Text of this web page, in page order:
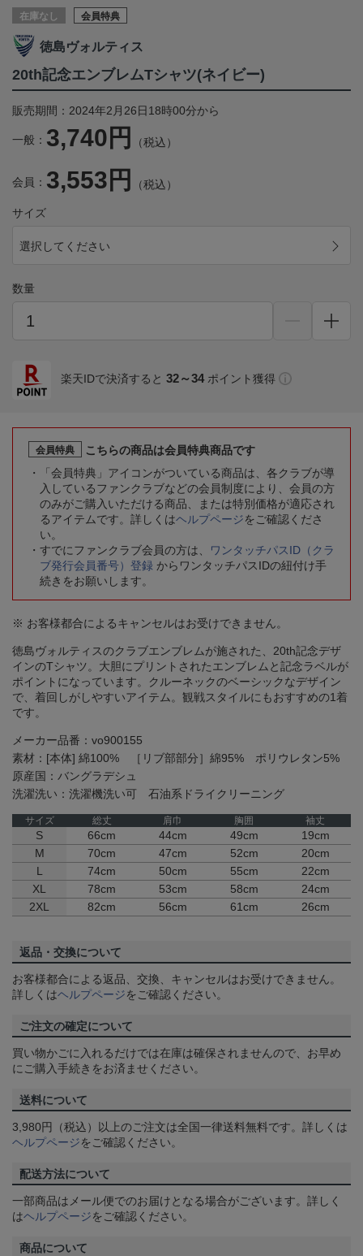
在庫なし 会員特典
徳島ヴォルティス
20th記念エンブレムTシャツ(ネイビー)
販売期間：2024年2月26日18時00分から
一般： 3,740円 （税込）
会員： 3,553円 （税込）
サイズ
選択してください
数量
楽天IDで決済すると 32～34 ポイント獲得
会員特典
こちらの商品は会員特典商品です
「会員特典」アイコンがついている商品は、各クラブが導
入しているファンクラブなどの会員制度により、会員の方
のみがご購入いただける商品、または特別価格が適応され
るアイテムです。詳しくはヘルプページをご確認くださ
い。
すでにファンクラブ会員の方は、
ワンタッチパスID（クラ
ブ発行会員番号）登録 からワンタッチパスIDの紐付け手
続きをお願いします。
※ お客様都合によるキャンセルはお受けできません。
徳島ヴォルティスのクラブエンブレムが施された、20th記念デザ
インのTシャツ。大胆にプリントされたエンブレムと記念ラベルが
ポイントになっています。クルーネックのベーシックなデザイン
で、着回しがしやすいアイテム。観戦スタイルにもおすすめの1着
です。
メーカー品番：vo900155
素材：[本体] 綿100% ［リブ部部分］綿95% ポリウレタン5%
原産国：バングラデシュ
洗濯洗い：洗濯機洗い可 石油系ドライクリーニング
サイズ 総丈 肩巾 胸囲 袖丈
S 66cm 44cm 49cm
19cm
M
70cm 47cm 52cm
20cm
L
74cm 50cm 55cm
22cm
XL
78cm 53cm 58cm
24cm
2XL
82cm 56cm 61cm 26cm
返品・交換について
お客様都合による返品、交換、キャンセルはお受けできません。
詳しくはヘルプページをご確認ください。
ご注文の確定について
買い物かごに入れるだけでは在庫は確保されませんので、お早め
にご購入手続きをお済ませください。
送料について
3,980円（税込）以上のご注文は全国一律送料無料です。詳しくは
ヘルプページをご確認ください。
配送方法について
一部商品はメール便でのお届けとなる場合がございます。詳しく
はヘルプページをご確認ください。
商品について